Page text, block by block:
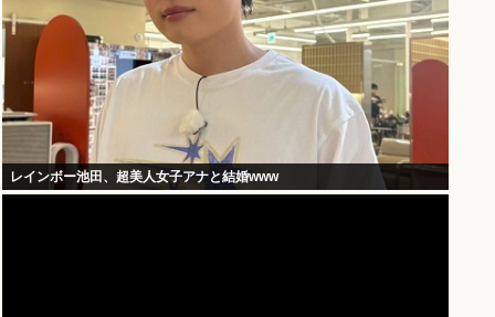
レインボー池田、超美人女子アナと結婚www